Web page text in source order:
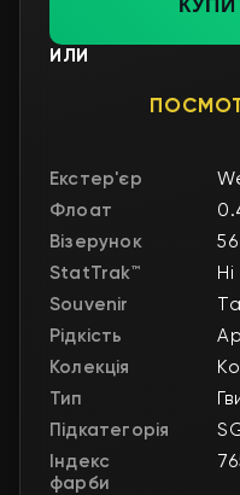
ИЛИ
Екстер'єр
Флоат
Візерунок
StatTrak™
Ні
Souvenir
Рідкість
Колекція
Тип
Підкатегорія
Індекс
фарби